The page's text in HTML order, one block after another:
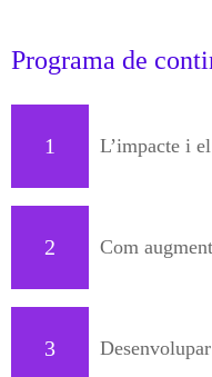
Programa de
1 L’impacte i
2 Com
3